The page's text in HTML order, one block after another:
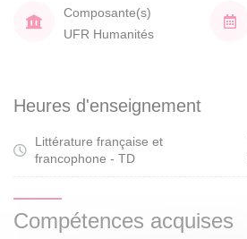
Composante(s)
UFR Humanités
Heures d'enseignement
Littérature française et
francophone - TD
Compétences acquises